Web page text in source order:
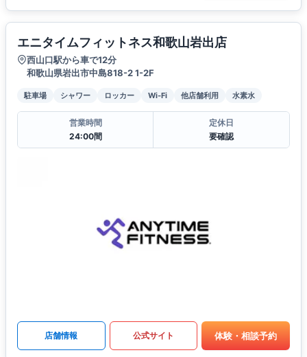
エニタイムフィットネス和歌山岩出店
西山口駅から車で12分
和歌山県岩出市中島818-2 1-2F
駐車場 シャワー ロッカー Wi-Fi 他店舗利用 水素水
営業時間
24:00間
定休日
要確認
店舗情報 公式サイト 体験・相談予約